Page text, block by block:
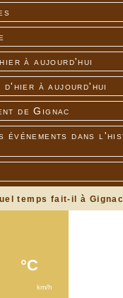
à aujourd'hui
à aujourd'hui
de Gignac
événements dans
temps fait-il à